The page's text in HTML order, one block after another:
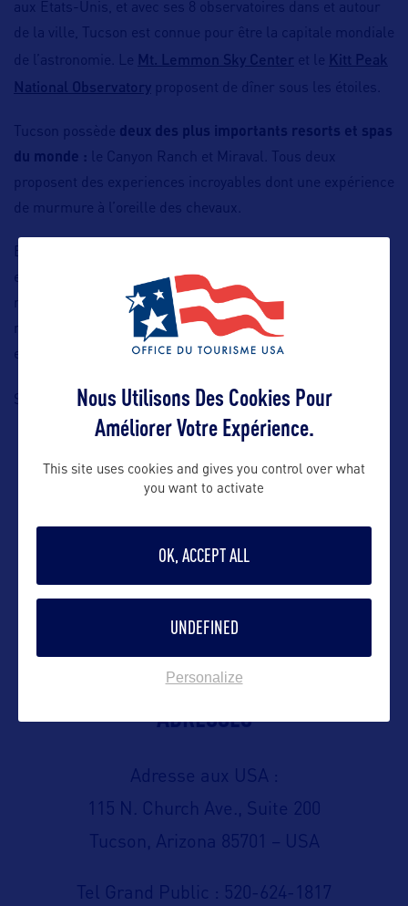
aux Etats-Unis, et avec ses 8 observatoires dans et autour
de la ville, Tucson est connue pour être la capitale mondiale
de l’astronomie. Le Mt. Lemmon Sky Center et le Kitt Peak
National Observatory proposent de dîner sous les étoiles.
Tucson possède deux des plus importants resorts et spas
du monde : le Canyon Ranch et Miraval. Tous deux
proposent des experiences incroyables dont une expérience
de murmure à l’oreille des chevaux.
Et si vous souhaitez ramener quelques souvenirs de votre
escapade à Tucson, rendez-vous en centre-ville dans les
nombreuses boutiques d’artisanat ou alors dans l’un des
nombreux magasins proposant tout type de produits. Malls
et Outlets complètement votre séance shopping !
Site Internet :https://www.visittucson.org/
ALLEZ PLUS LOIN
CONTACT DE L'OFFICE DE TOURISME LOCAL
ADRESSES
Adresse aux USA :
115 N. Church Ave., Suite 200
Tucson, Arizona 85701 – USA
Tel Grand Public : 520-624-1817
Nous Utilisons Des Cookies Pour
Améliorer Votre Expérience.
This site uses cookies and gives you control over what
you want to activate
OK, ACCEPT ALL
UNDEFINED
Personalize